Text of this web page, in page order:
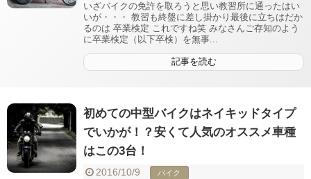
いざバイクの免許を取ろうと思い教習所に通ったはい
いが・・・ 教習も終盤に差し掛かり最後に立ちはだか
るのは 卒業検定 これですね笑 みなさんご存知のよう
に卒業検定（以下卒検）を無事...
記事を読む
初めての中型バイクはネイキッドタイプ
でいかが！？安くて人気のオススメ車種
はこの3台！
2016/10/9 バイク